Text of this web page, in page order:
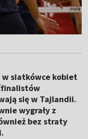
w siatkówce kobiet
się w Tajlandii.
wygrały z
bez straty